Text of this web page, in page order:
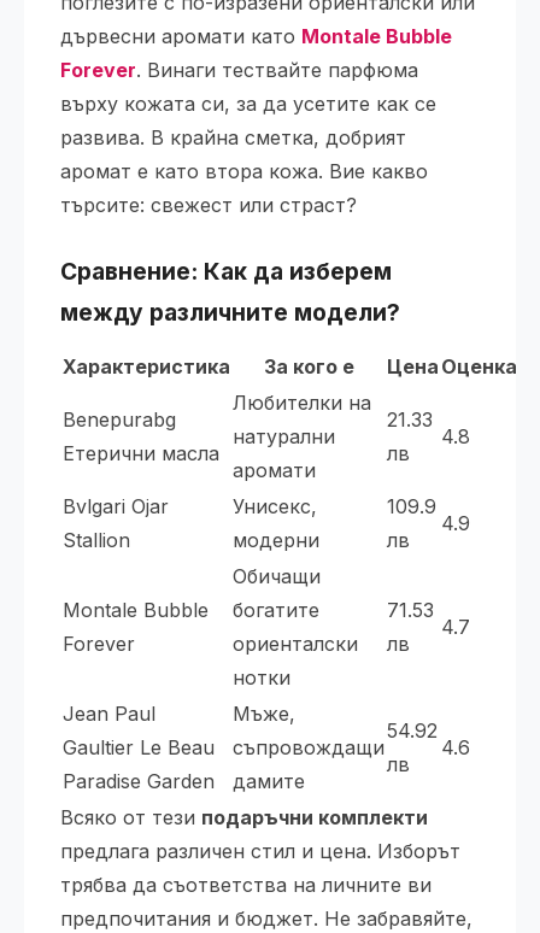
дървесни аромати като Montale Bubble
Forever. Винаги тествайте парфюма
върху кожата си, за да усетите как се
развива. В крайна сметка, добрият
аромат е като втора кожа. Вие какво
търсите: свежест или страст?
Сравнение: Как да изберем
между различните модели?
Характеристика За кого е Цена Оценка
Benepurabg
Етерични масла
Любителки на
натурални
аромати
21.33
лв
4.8
Bvlgari Ojar
Stallion
Унисекс,
модерни
109.9
лв
4.9
Montale Bubble
Forever
Обичащи
богатите
ориенталски
нотки
71.53
лв
4.7
Jean Paul
Gaultier Le Beau
Paradise Garden
Мъже,
съпровождащи
дамите
54.92
лв
4.6
Всяко от тези подаръчни комплекти
предлага различен стил и цена. Изборът
трябва да съответства на личните ви
предпочитания и бюджет. Не забравяйте,